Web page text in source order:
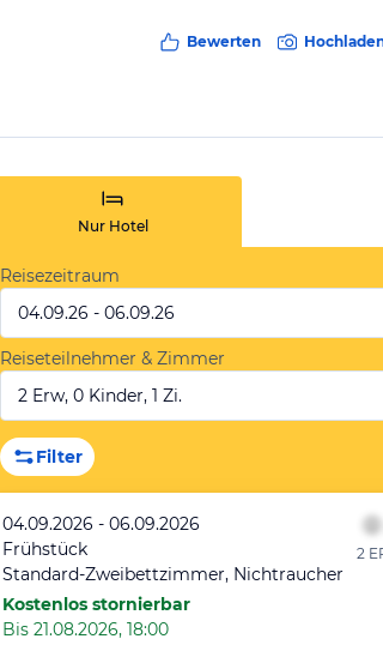
Bewerten
Nur Hotel
Reisezeitraum
04.09.26 - 06.09.26
Reiseteilnehmer & Zimmer
2 Erw, 0 Kinder, 1 Zi.
Filter
04.09.2026 - 06.09.2026
Frühstück
Standard-Zweibettzimmer, Nichtraucher
Kostenlos stornierbar
Bis 21.08.2026, 18:00
2